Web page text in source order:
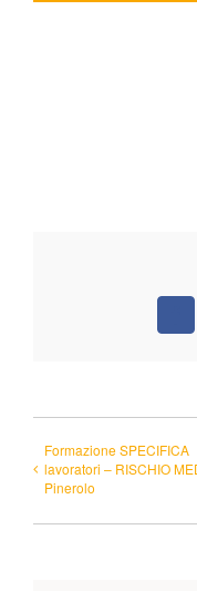
Formazione SPECIFICA
lavoratori – RISCHIO
Pinerolo